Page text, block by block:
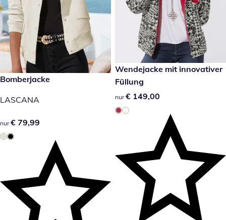
€ 79,99
Bomberjacke
LASCANA
€ 79,99
nur € 79,99
€ 149,00
Wendejacke mit innovativer
Füllung
€ 149,00
nur € 149,00